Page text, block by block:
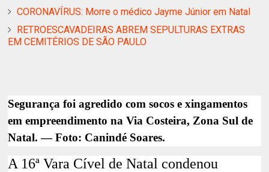
CORONAVÍRUS: Morre o médico Jayme Júnior em Natal
RETROESCAVADEIRAS ABREM SEPULTURAS EXTRAS
EM CEMITÉRIOS DE SÃO PAULO
Segurança foi agredido com socos e xingamentos
em empreendimento na Via Costeira, Zona Sul de
Natal. — Foto: Canindé Soares.
A 16ª Vara Cível deNatal condenou